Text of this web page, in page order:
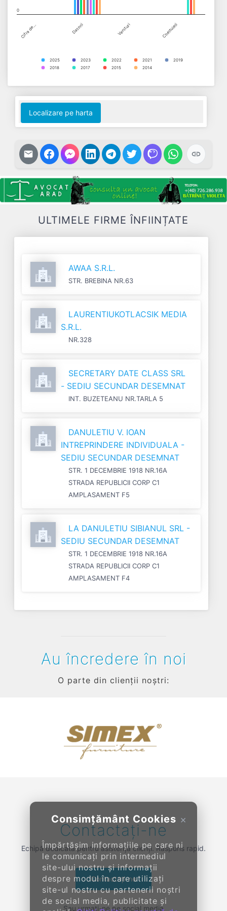
Cifra de… Datorii Venituri Cheltuieli
2025 2023 2022 2021
2019
2018
2017 2015 2014
0
End of interactive chart.
Localizare pe harta
ULTIMELE FIRME ÎNFIINȚATE
AWAA S.R.L.
STR. BREBINA NR.63
LAURENTIUKOTLACSIK MEDIA
S.R.L.
NR.328
SECRETARY DATE CLASS SRL
- SEDIU SECUNDAR DESEMNAT
INT. BUZETEANU NR.TARLA 5
DANULETIU V. IOAN
INTREPRINDERE INDIVIDUALA -
SEDIU SECUNDAR DESEMNAT
STR. 1 DECEMBRIE 1918 NR.16A
STRADA REPUBLICII CORP C1
AMPLASAMENT F5
LA DANULETIU SIBIANUL SRL -
SEDIU SECUNDAR DESEMNAT
STR. 1 DECEMBRIE 1918 NR.16A
STRADA REPUBLICII CORP C1
AMPLASAMENT F4
×
Consimțământ Cookies
Împărtășim informațiile pe care ni
le comunicați prin intermediul
site-ului nostru și informații
despre modul în care utilizați
site-ul nostru cu partenerii noștri
de social media, publicitate și
Au încredere în noi
O parte din clienții noștri:
Contactați-ne
Echipă dedicată pentru asistență clienți. Răspuns rapid.
Contactați-ne
Sau urmați-ne pe social media